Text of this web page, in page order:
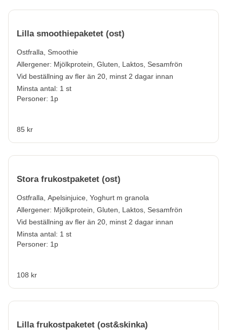
Lilla smoothiepaketet (ost)
Ostfralla, Smoothie
Allergener: Mjölkprotein, Gluten, Laktos, Sesamfrön
Vid beställning av fler än 20, minst 2 dagar innan
Minsta antal: 1 st
Personer: 1p
85 kr
Stora frukostpaketet (ost)
Ostfralla, Apelsinjuice, Yoghurt m granola
Allergener: Mjölkprotein, Gluten, Laktos, Sesamfrön
Vid beställning av fler än 20, minst 2 dagar innan
Minsta antal: 1 st
Personer: 1p
108 kr
Lilla frukostpaketet (ost&skinka)